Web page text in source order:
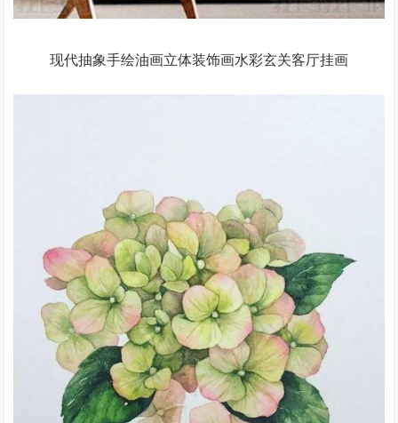
现代抽象手绘油画立体装饰画水彩玄关客厅挂画